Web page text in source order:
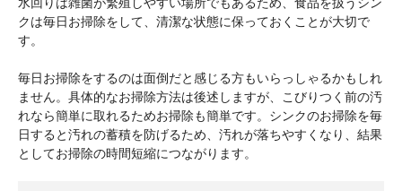
クは毎日お掃除をして、清潔な状態に保っておくことが大切で
す。
毎日お掃除をするのは面倒だと感じる方もいらっしゃるかもしれ
ません。具体的なお掃除方法は後述しますが、こびりつく前の汚
れなら簡単に取れるためお掃除も簡単です。シンクのお掃除を毎
日すると汚れの蓄積を防げるため、汚れが落ちやすくなり、結果
としてお掃除の時間短縮につながります。